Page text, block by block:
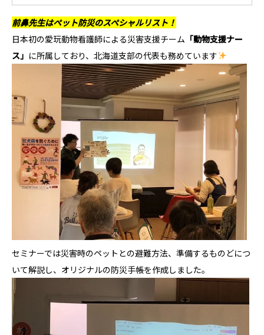
前鼻先生はペット防災のスペシャルリスト！
日本初の愛玩動物看護師による災害支援チーム 「動物支援ナー
ス」 に所属しており、北海道支部の代表も務めています
セミナーでは災害時のペットとの避難方法、準備するものどにつ
いて解説し、オリジナルの防災手帳を作成しました。